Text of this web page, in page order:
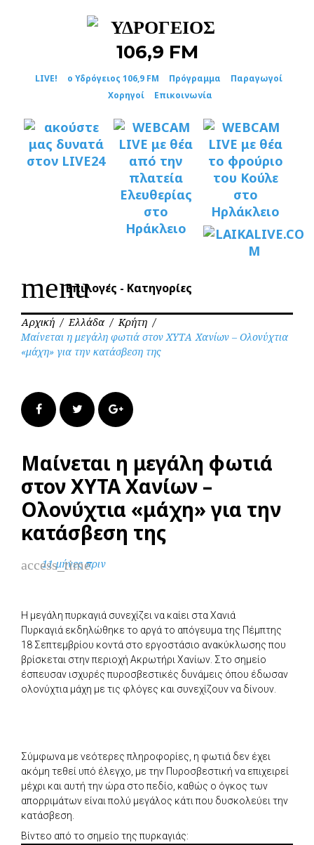
LIVE! ο Υδρόγειος 106,9 FM Πρόγραμμα
Παραγωγοί
Χορηγοί
Επικοινωνία
menuΕπιλογές - Κατηγορίες
Αρχική / Ελλάδα / Κρήτη /
Μαίνεται η μεγάλη φωτιά στον ΧΥΤΑ Χανίων – Ολονύχτια
«μάχη» για την κατάσβεση της
FacebookTwitter Google+
Μαίνεται η μεγάλη φωτιά
στον ΧΥΤΑ Χανίων –
Ολονύχτια «μάχη» για την
κατάσβεση της
access_time
11 μήνες πριν
Η μεγάλη πυρκαγιά συνεχίζει να καίει στα Χανιά
Πυρκαγιά εκδηλώθηκε το αργά το απόγευμα της Πέμπτης
18 Σεπτεμβρίου κοντά στο εργοστάσιο ανακύκλωσης που
βρίσκεται στην περιοχή Ακρωτήρι Χανίων. Στο σημείο
έσπευσαν ισχυρές πυροσβεστικές δυνάμεις όπου έδωσαν
ολονύχτια μάχη με τις φλόγες και συνεχίζουν να δίνουν.
Σύμφωνα με νεότερες πληροφορίες, η φωτιά δεν έχει
ακόμη τεθεί υπό έλεγχο, με την Πυροσβεστική να επιχειρεί
μέχρι και αυτή την ώρα στο πεδίο, καθώς ο όγκος των
απορριμάτων είναι πολύ μεγάλος κάτι που δυσκολεύει την
κατάσβεση.
Βίντεο από το σημείο της πυρκαγιάς: